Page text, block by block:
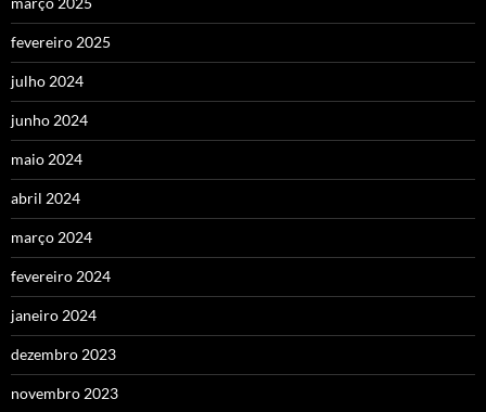
fevereiro 2025
julho 2024
junho 2024
maio 2024
abril 2024
março 2024
fevereiro 2024
janeiro 2024
dezembro 2023
novembro 2023